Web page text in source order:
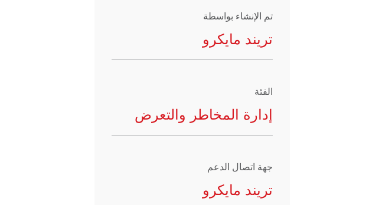
تم الإنشاء بواسطة
تريند مايكرو
الفئة
إدارة المخاطر والتعرض
جهة اتصال الدعم
تريند مايكرو